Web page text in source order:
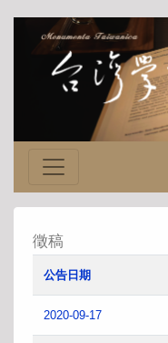
徵稿
公告日期
2020-09-17